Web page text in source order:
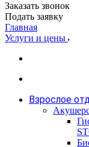
Заказать звонок
Подать заявку
Главная
Услуги и цены
Взрослое